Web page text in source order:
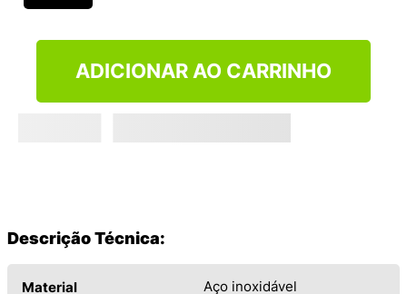
ADICIONAR AO CARRINHO
Descrição Técnica:
Material Aço inoxidável